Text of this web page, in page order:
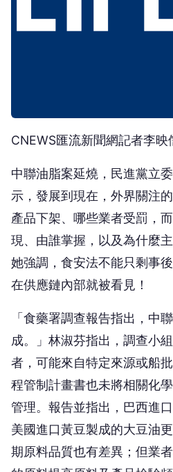
CNEWS匯流新聞網記者李映
中聯油脂案延燒，民進黨立
示，發展到現在，外界關注
產品下架、哪些業者受罰，
現、由誰掌握，以及為什麼
她強調，食安法不能只剩事
在供應鏈內部就被看見！
「食藥署調查報告指出，中
成。」林淑芬指出，調查小
者，可能來自特定來源或船
程管制計畫書也未將相關化
管理。報告並指出，巴西進
美國進口黃豆製成的大豆油
期原料品質也有差異；但業